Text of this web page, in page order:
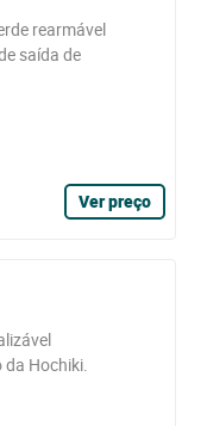
rearmável
saída de
Ver preço
da Hochiki.